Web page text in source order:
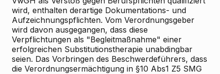
wird, enthalten derartige Dokumentations- und
Aufzeichnungspflichten. Vom Verordnungsgeber
wird davon ausgegangen, dass diese
Verpflichtungen als "Begleitmaßnahme" einer
erfolgreichen Substitutionstherapie unabdingbar
seien. Das Vorbringen des Beschwerdeführers, dass
die Verordnungsermächtigung in §10 Abs1 Z5 SMG